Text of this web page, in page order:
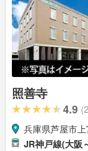
照善寺
4.9
兵庫県芦屋市上
JR神戸線(大阪